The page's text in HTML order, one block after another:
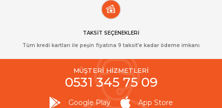
TAKSİT SEÇENEKLERİ
Tüm kredi kartları ile peşin fiyatına 9 taksit’e kadar ödeme imkanı
MÜŞTERİ HİZMETLERİ
0531 345 75 09
Google Play App Store